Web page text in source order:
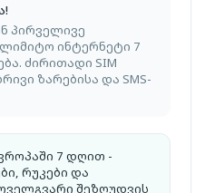
პირველივე
ინტერნეტი 7
ძირითადი SIM
ზარებისა და SMS-
7 დღით -
რუკები და
შეზღუდვის